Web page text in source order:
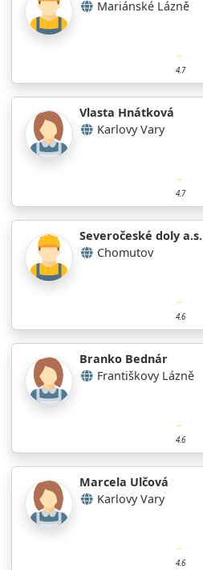
Mariánské Lázně
4.7
Vlasta Hnátková
Karlovy Vary
4.7
Severočeské doly a.s.
Chomutov
4.6
Branko Bednár
Františkovy Lázně
4.6
Marcela Ulčová
Karlovy Vary
4.6